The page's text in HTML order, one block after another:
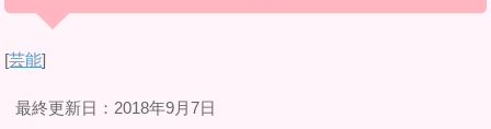
[芸能]
最終更新日：2018年9月7日